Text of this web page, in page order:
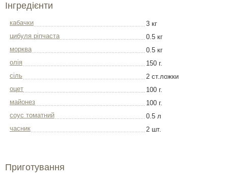
Інгредієнти
кабачки
3 кг
цибуля ріпчаста
0.5 кг
морква
0.5 кг
олія
150 г.
сіль
2 ст.ложки
оцет
100 г.
майонез
100 г.
соус томатний
0.5 л
часник
2 шт.
Приготування